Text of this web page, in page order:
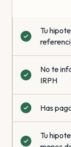
Tu
No te
IRPH
Has
Tu